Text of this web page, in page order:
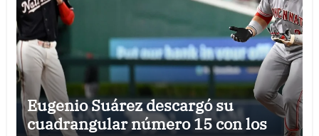
Eugenio Suárez descargó su
cuadrangular número 15 con los